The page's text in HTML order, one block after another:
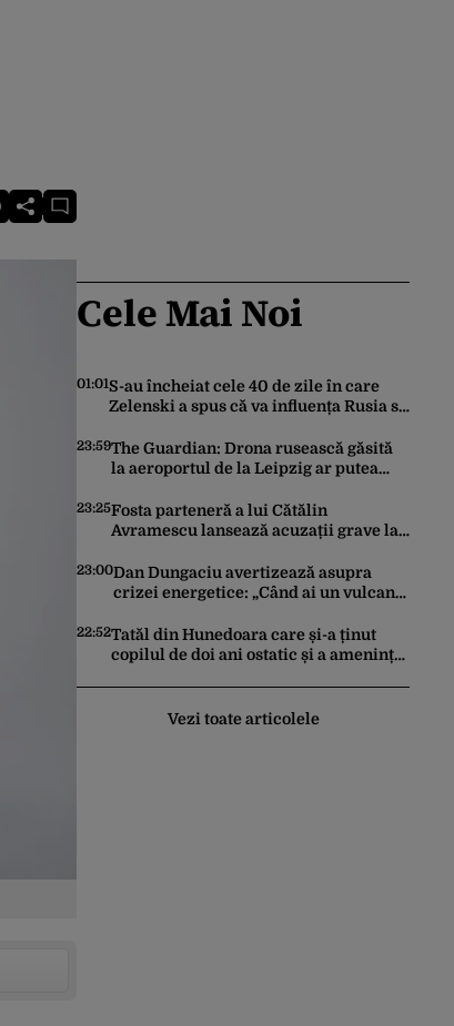
Cele Mai Noi
01:01S-au încheiat cele 40 de zile în care
Zelenski a spus că va influența Rusia să
operațiunea Kievului
23:59The Guardian: Drona rusească găsită
la aeroportul de la Leipzig ar putea
tensiunilor NATO-Rusia
23:25Fosta parteneră a lui Cătălin
Avramescu lansează acuzații grave la
sesizat DIICOT: „Făcea baie complet
dezbrăcat cu copiii”. Fostul consilier
23:00Dan Dungaciu avertizează asupra
crizei energetice: „Când ai un vulcan
leucoplast”
22:52Tatăl din Hunedoara care și-a ținut
copilul de doi ani ostatic și a amenințat
Vezi toate articolele